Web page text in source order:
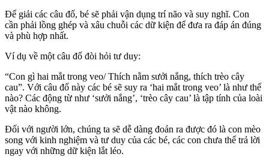
Để giải các câu đố, bé sẽ phải vận dụng trí não và suy nghĩ. Con
cần phải lồng ghép và xâu chuỗi các dữ kiện để đưa ra đáp án đúng
và phù hợp nhất.
Ví dụ về một câu đố đòi hỏi tư duy:
“Con gì hai mắt trong veo/ Thích nằm sưởi nắng, thích trèo cây
cau”. Với câu đố này các bé sẽ suy ra ‘hai mắt trong veo’ là như thế
nào? Các động từ như ‘sưởi nắng’, ‘trèo cây cau’ là tập tính của loài
vật nào không.
Đối với người lớn, chúng ta sẽ dễ dàng đoán ra được đó là con mèo
song với kinh nghiệm và tư duy của các bé, các con chưa thể trả lời
ngay với những dữ kiện lắt léo.